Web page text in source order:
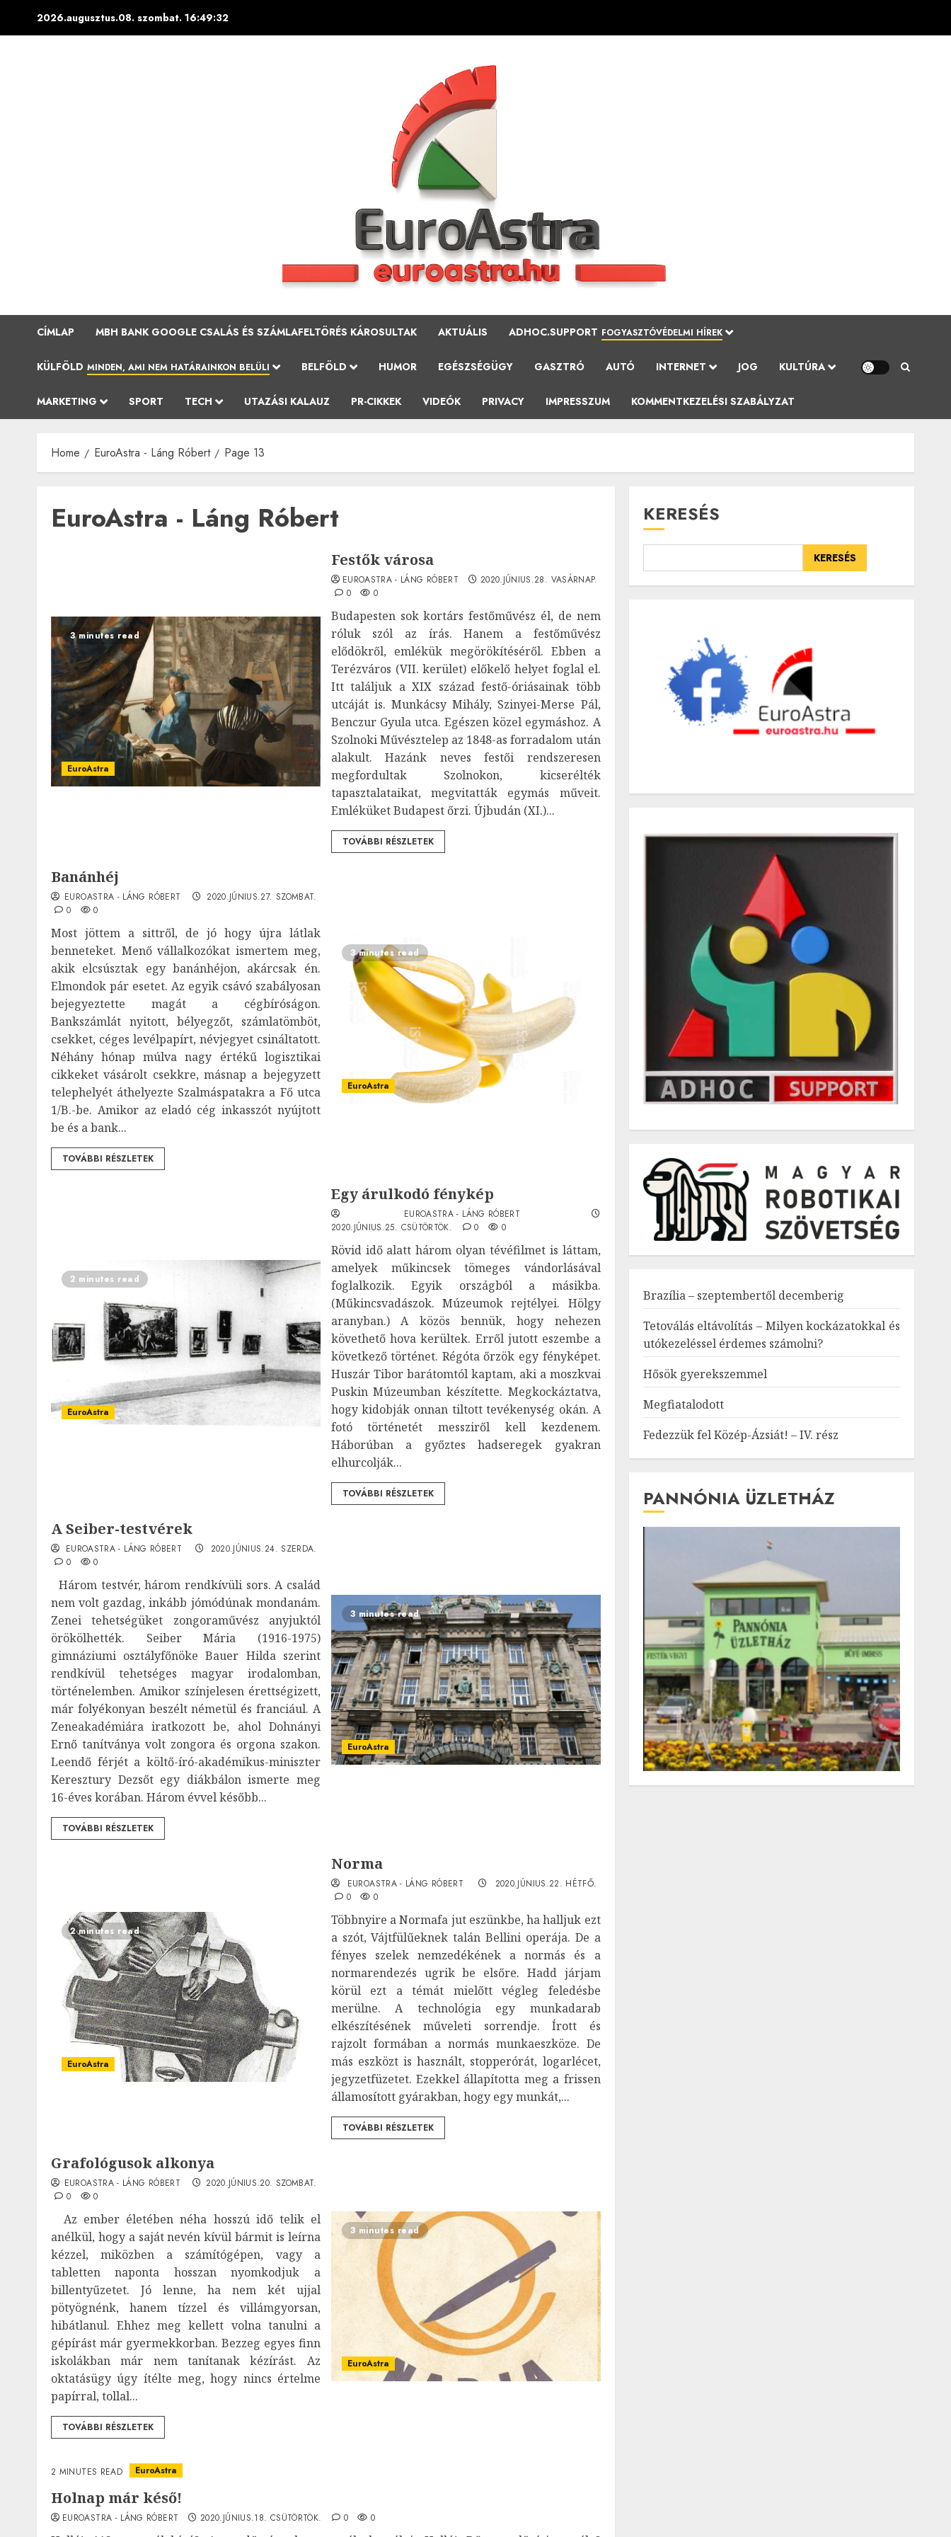
2026.augusztus.08. szombat. 16:49:33
CÍMLAP MBH BANK GOOGLE CSALÁS ÉS SZÁMLAFELTÖRÉS KÁROSULTAK AKTUÁLIS ADHOC.SUPPORT FOGYASZTÓVÉDELMI HÍREK
KÜLFÖLD MINDEN, AMI NEM HATÁRAINKON BELÜLI BELFÖLD HUMOR EGÉSZSÉGÜGY GASZTRÓ AUTÓ INTERNET JOG KULTÚRA
MARKETING SPORT TECH UTAZÁSI KALAUZ PR-CIKKEK VIDEÓK PRIVACY IMPRESSZUM KOMMENTKEZELÉSI SZABÁLYZAT
Home EuroAstra - Láng Róbert Page 13
EuroAstra - Láng Róbert
3 minutes read
EuroAstra
Festők városa
EUROASTRA - LÁNG RÓBERT
2020.JÚNIUS.28. VASÁRNAP.
0
0
Budapesten sok kortárs festőművész él, de nem
róluk szól az írás. Hanem a festőművész
elődökről, emlékük megörökítéséről. Ebben a
Terézváros (VII. kerület) előkelő helyet foglal el.
Itt találjuk a XIX század festő-óriásainak több
utcáját is. Munkácsy Mihály, Szinyei-Merse Pál,
Benczur Gyula utca. Egészen közel egymáshoz. A
Szolnoki Művésztelep az 1848-as forradalom után
alakult. Hazánk neves festői rendszeresen
megfordultak Szolnokon, kicserélték
tapasztalataikat, megvitatták egymás műveit.
Emléküket Budapest őrzi. Újbudán (XI.)...
TOVÁBBI RÉSZLETEK
3 minutes read
EuroAstra
Banánhéj
EUROASTRA - LÁNG RÓBERT
2020.JÚNIUS.27. SZOMBAT.
0
0
Most jöttem a sittről, de jó hogy újra látlak
benneteket. Menő vállalkozókat ismertem meg,
akik elcsúsztak egy banánhéjon, akárcsak én.
Elmondok pár esetet. Az egyik csávó szabályosan
bejegyeztette magát a cégbíróságon.
Bankszámlát nyitott, bélyegzőt, számlatömböt,
csekket, céges levélpapírt, névjegyet csináltatott.
Néhány hónap múlva nagy értékű logisztikai
cikkeket vásárolt csekkre, másnap a bejegyzett
telephelyét áthelyezte Szalmáspatakra a Fő utca
1/B.-be. Amikor az eladó cég inkasszót nyújtott
be és a bank...
TOVÁBBI RÉSZLETEK
2 minutes read
EuroAstra
Egy árulkodó fénykép
EUROASTRA - LÁNG RÓBERT
2020.JÚNIUS.25. CSÜTÖRTÖK.
0 0
Rövid idő alatt három olyan tévéfilmet is láttam,
amelyek műkincsek tömeges vándorlásával
foglalkozik. Egyik országból a másikba.
(Műkincsvadászok. Múzeumok rejtélyei. Hölgy
aranyban.) A közös bennük, hogy nehezen
követhető hova kerültek. Erről jutott eszembe a
következő történet. Régóta őrzök egy fényképet.
Huszár Tibor barátomtól kaptam, aki a moszkvai
Puskin Múzeumban készítette. Megkockáztatva,
hogy kidobják onnan tiltott tevékenység okán. A
fotó történetét messziről kell kezdenem.
Háborúban a győztes hadseregek gyakran
elhurcolják...
TOVÁBBI RÉSZLETEK
3 minutes read
EuroAstra
A Seiber-testvérek
EUROASTRA - LÁNG RÓBERT
2020.JÚNIUS.24. SZERDA.
0
0
Három testvér, három rendkívüli sors. A család
nem volt gazdag, inkább jómódúnak mondanám.
Zenei tehetségüket zongoraművész anyjuktól
örökölhették. Seiber Mária (1916-1975)
gimnáziumi osztályfőnöke Bauer Hilda szerint
rendkívül tehetséges magyar irodalomban,
történelemben. Amikor színjelesen érettségizett,
már folyékonyan beszélt németül és franciául. A
Zeneakadémiára iratkozott be, ahol Dohnányi
Ernő tanítványa volt zongora és orgona szakon.
Leendő férjét a költő-író-akadémikus-miniszter
Keresztury Dezsőt egy diákbálon ismerte meg
16-éves korában. Három évvel később...
TOVÁBBI RÉSZLETEK
2 minutes read
EuroAstra
Norma
EUROASTRA - LÁNG RÓBERT
2020.JÚNIUS.22. HÉTFŐ.
0
0
Többnyire a Normafa jut eszünkbe, ha halljuk ezt
a szót, Vájtfülűeknek talán Bellini operája. De a
fényes szelek nemzedékének a normás és a
normarendezés ugrik be elsőre. Hadd járjam
körül ezt a témát mielőtt végleg feledésbe
merülne. A technológia egy munkadarab
elkészítésének műveleti sorrendje. Írott és
rajzolt formában a normás munkaeszköze. De
más eszközt is használt, stopperórát, logarlécet,
jegyzetfüzetet. Ezekkel állapította meg a frissen
államosított gyárakban, hogy egy munkát,...
TOVÁBBI RÉSZLETEK
3 minutes read
EuroAstra
Grafológusok alkonya
EUROASTRA - LÁNG RÓBERT
2020.JÚNIUS.20. SZOMBAT.
0
0
Az ember életében néha hosszú idő telik el
anélkül, hogy a saját nevén kívül bármit is leírna
kézzel, miközben a számítógépen, vagy a
tabletten naponta hosszan nyomkodjuk a
billentyűzetet. Jó lenne, ha nem két ujjal
pötyögnénk, hanem tízzel és villámgyorsan,
hibátlanul. Ehhez meg kellett volna tanulni a
gépírást már gyermekkorban. Bezzeg egyes finn
iskolákban már nem tanítanak kézírást. Az
oktatásügy úgy ítélte meg, hogy nincs értelme
papírral, tollal...
TOVÁBBI RÉSZLETEK
2 MINUTES READ EuroAstra
Holnap már késő!
EUROASTRA - LÁNG RÓBERT 2020.JÚNIUS.18. CSÜTÖRTÖK. 0 0
KERESÉS
KERESÉS
Brazília – szeptembertől decemberig
Tetoválás eltávolítás – Milyen kockázatokkal és
utókezeléssel érdemes számolni?
Hősök gyerekszemmel
Megfiatalodott
Fedezzük fel Közép-Ázsiát! – IV. rész
PANNÓNIA ÜZLETHÁZ